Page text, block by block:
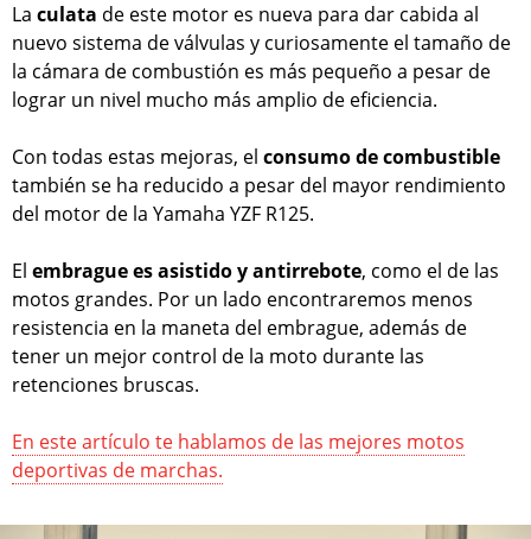
La culata de este motor es nueva para dar cabida al
nuevo sistema de válvulas y curiosamente el tamaño de
la cámara de combustión es más pequeño a pesar de
lograr un nivel mucho más amplio de eficiencia.
Con todas estas mejoras, el consumo de combustible
también se ha reducido a pesar del mayor rendimiento
del motor de la Yamaha YZF R125.
El embrague es asistido y antirrebote, como el de las
motos grandes. Por un lado encontraremos menos
resistencia en la maneta del embrague, además de
tener un mejor control de la moto durante las
retenciones bruscas.
En este artículo te hablamos de las mejores motos
deportivas de marchas.